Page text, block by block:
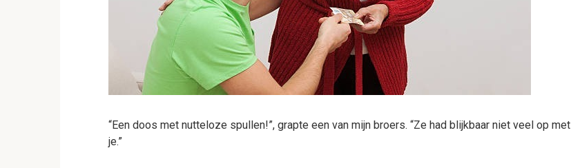
“Een doos met nutteloze spullen!”, grapte een van mijn broers. “Ze had blijkbaar niet veel op met
je.”